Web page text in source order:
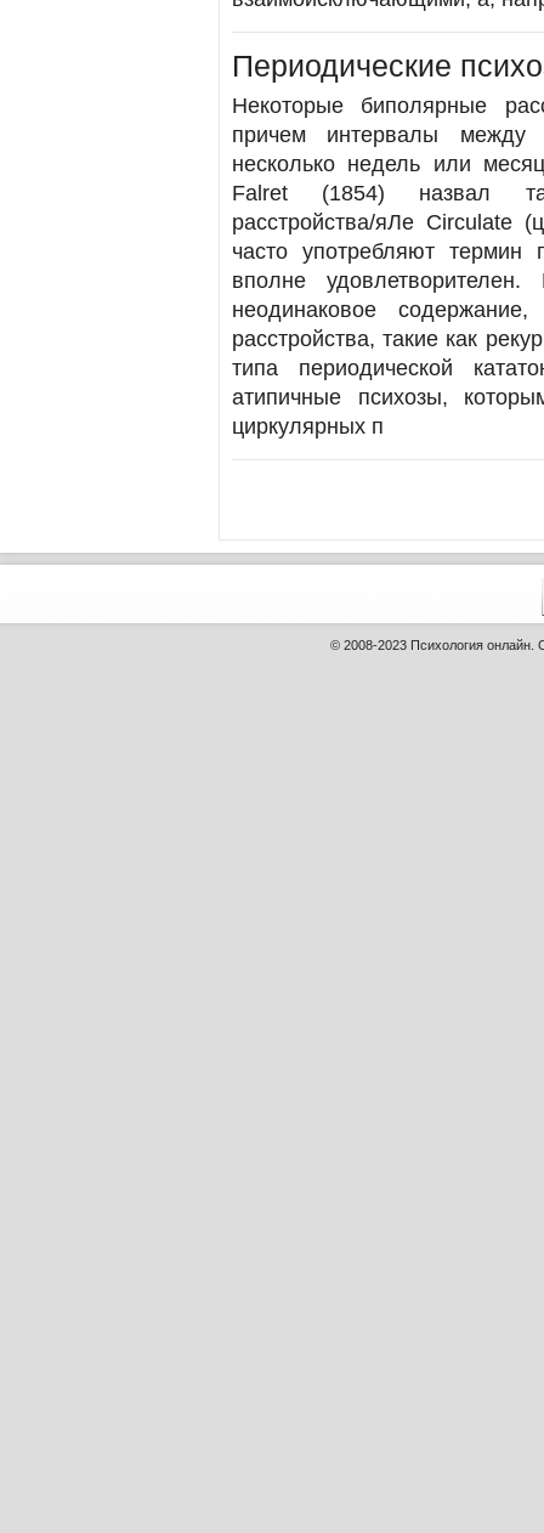
Периодические
Некоторые биполярные
причем интервалы между
несколько недель или
Falret (1854) назвал
расстройства/яЛе Circulate
часто употребляют термин
вполне
неодинаковое
расстройства, такие как
типа периодической
атипичные психозы,
циркулярных п
© 2008-2023 Психология онлайн